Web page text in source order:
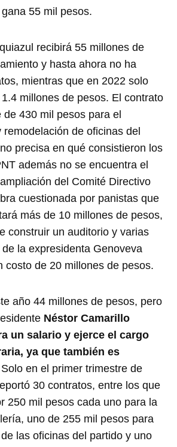
55 mil pesos.
recibirá 55 millones de
y hasta ahora no ha
mientras que en 2022 solo
millones de pesos. El contrato
430 mil pesos para el
de oficinas del
precisa en qué consistieron los
además no se encuentra el
del Comité Directivo
cuestionada por panistas que
más de 10 millones de pesos,
construir un auditorio y varias
la expresidenta Genoveva
costo de 20 millones de pesos.
año 44 millones de pesos, pero
Néstor Camarillo
un salario y ejerce el cargo
ya que también es
en el primer trimestre de
30 contratos, entre los que
250 mil pesos cada uno para la
uno de 255 mil pesos para
las oficinas del partido y uno